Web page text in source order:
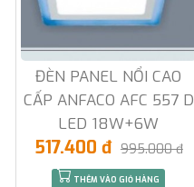
ĐÈN PANEL NỔI CAO
CẤP ANFACO AFC 557 D
LED 18W+6W
517.400 đ 995.000 đ
THÊM VÀO GIỎ HÀNG